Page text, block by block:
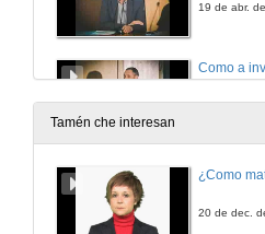
19 de abr.
Como a
19 de abr.
Tamén che interesan
¿Como
20 de dec.